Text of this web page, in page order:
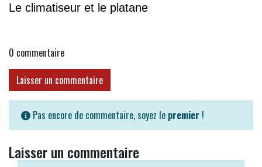
Le climatiseur et le platane
0 commentaire
Laisser un commentaire
Pas encore de commentaire, soyez le premier !
Laisser un commentaire